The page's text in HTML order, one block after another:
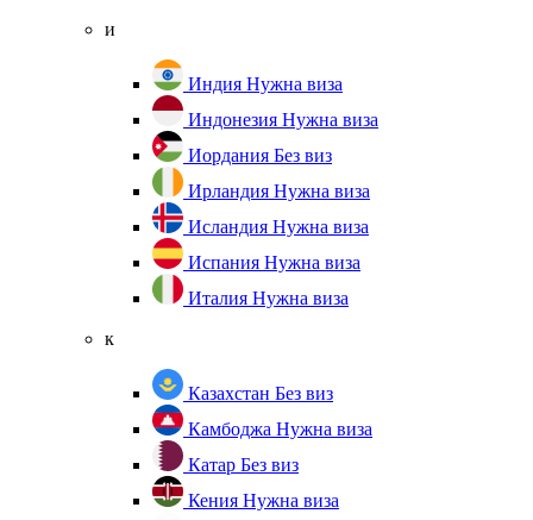
и
Индия Нужна виза
Индонезия Нужна виза
Иордания Без виз
Ирландия Нужна виза
Исландия Нужна виза
Испания Нужна виза
Италия Нужна виза
к
Казахстан Без виз
Камбоджа Нужна виза
Катар Без виз
Кения Нужна виза